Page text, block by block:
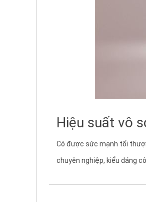
Hiệu suất vô
Có được sức mạnh tối
chuyên nghiệp, kiểu dáng